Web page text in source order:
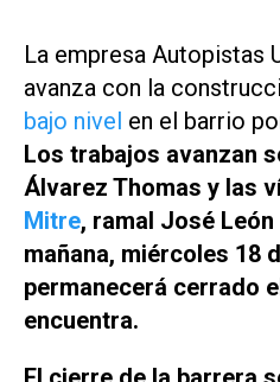
La empresa Autopistas
avanza con la
bajo nivel en el barrio
Los trabajos avanzan
Álvarez Thomas y las
Mitre, ramal José
mañana, miércoles 18
permanecerá cerrado
encuentra.